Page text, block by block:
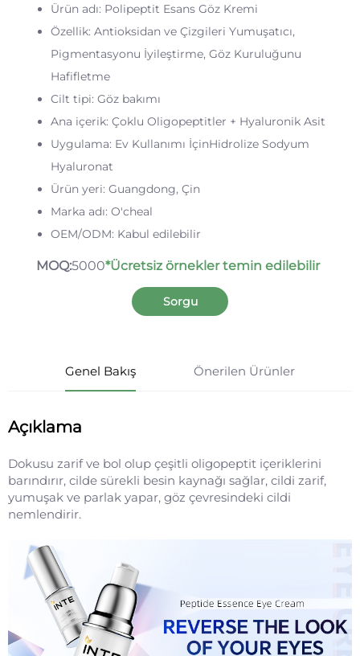
Ürün adı: Polipeptit Esans Göz Kremi
Özellik: Antioksidan ve Çizgileri Yumuşatıcı,
Pigmentasyonu İyileştirme, Göz Kuruluğunu
Hafifletme
Cilt tipi: Göz bakımı
Ana içerik: Çoklu Oligopeptitler + Hyaluronik Asit
Uygulama: Ev Kullanımı İçinHidrolize Sodyum
Hyaluronat
Ürün yeri: Guangdong, Çin
Marka adı: O'cheal
OEM/ODM: Kabul edilebilir
MOQ:5000*Ücretsiz örnekler temin edilebilir
Sorgu
Genel Bakış Önerilen Ürünler
Açıklama
Dokusu zarif ve bol olup çeşitli oligopeptit içeriklerini
barındırır, cilde sürekli besin kaynağı sağlar, cildi zarif,
yumuşak ve parlak yapar, göz çevresindeki cildi
nemlendirir.